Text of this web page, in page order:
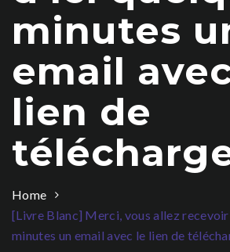
minutes
email
lien de
Home
[Livre Blanc] Merci, vous allez recevoir
minutes un email avec le lien de